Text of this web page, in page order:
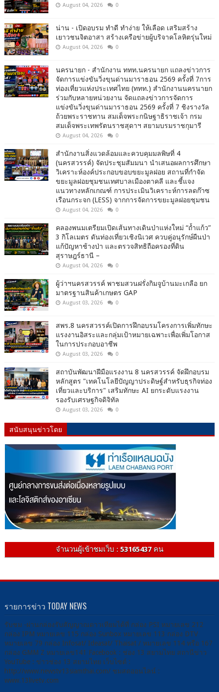
August 04, 2026 0
น่าน - เปิดอบรม ทำดี ทำง่าย ให้เลือด เสริมสร้าง
เยาวชนจิตอาสา สร้างเครือข่ายผู้บริจาคโลหิตรุ่นใหม่
August 04, 2026 0
นครนายก - สำนักงาน ททท.นครนายก แถลงข่าวการ
จัดการแข่งขันวิ่งขุนด่านมาราธอน 2569 ครั้งที่ 7การ
ท่องเที่ยวแห่งประเทศไทย (ททท.) สำนักงานนครนายก
ร่วมกับหลายหน่วยงาน จัดแถลงข่าวการจัดการ
แข่งขันวิ่งขุนด่านมาราธอน 2569 ครั้งที่ 7 ชิงรางวัล
ถ้วยพระราชทาน สมเด็จพระกนิษฐาธิราชเจ้า กรม
สมเด็จพระเทพรัตนราชสุดาฯ สยามบรมราชกุมารี
August 04, 2026 0
สำนักงานสิ่งแวดล้อมและควบคุมมลพิษที่ 4
(นครสวรรค์) จัดประชุมสัมมนา นำเสนอผลการศึกษา
วิเคราะห์องค์ประกอบขอบขยะมูลฝอย สถานที่กำจัด
ขยะมูลฝอยชุมชนเทศบาลเมืองตาคลี และชี้แจง
แนวทางหลักเกณฑ์ การประเมินวิเคราะห์การลดก๊าซ
เรือนกระจก (LESS) จากการจัดการขยะมูลฝอยชุมชน
August 04, 2026 0
คลองพนมเตรียมเปิดเส้นทางเดินป่าแห่งใหม่ “ถ้ำแก้ว”
3 กิโลเมตร ดันท่องเที่ยวเชิงนิเวศ ควบคู่อนุรักษ์ผืนป่า
แก้ปัญหาช้างป่า และตรวจสิทธิถือครองที่ดิน
สุราษฎร์ธานี –
August 04, 2026 0
ผู้ว่าฯนครสวรรค์ พาชมสวนฝรั่งกิมจูบ้านมะเกลือ ยก
มาตรฐานสินค้าเกษตร GAP
August 03, 2026 0
สพร.8 นครสวรรค์เปิดการฝึกอบรมโครงการเพิ่มทักษะ
แรงงานอิสระและกลุ่มเป้าหมายเฉพาะเพื่อเพิ่มโอกาส
ในการประกอบอาชีพ
August 03, 2026 0
สถาบันพัฒนาฝีมือแรงงาน 8 นครสวรรค์ จัดฝึกอบรม
หลักสูตร "เทคโนโลยีปัญญาประดิษฐ์สำหรับธุรกิจท่อง
เที่ยวและบริการ" เสริมทักษะ AI ยกระดับแรงงาน
รองรับเศรษฐกิจดิจิทัล
August 03, 2026 0
สนับสนุนข่าวโดย
จำนวนผู้เข้าชมเว็บ : 53165437คน
รายการข่าว TODAY NEWS
รับชม -ผ่านกล่องรับสัญญาณดาวเทียมได้ที่ กล่อง PSI หมายเลข 212
กล่อง IPM หมายเลข 115 กล่อง Sunbox หมายเลข 113 กล่อง DTV
หมายเลข 79 กล่อง Infosat/ Ideasat/ Thaisat / หมายเลข 114 หรือ 167
กล่อง GMM Z หมายเลข141 Facebook : ช่อง 13 สยามไทย สถานีข่าว
YouTube : ข่าวช่อง 13 สยามไทย เว็บไซต์ :
http://www.newstv13siamthai.com/ ชมสดออนไลน์ :
www.13livetv.com